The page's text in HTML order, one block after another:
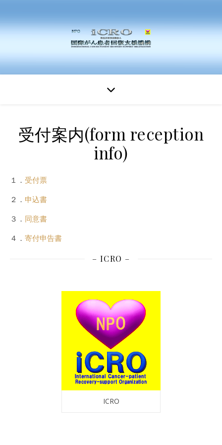
受付案内(form reception
info)
１． 受付票
２． 申込書
３． 同意書
４． 寄付申告書
– ICRO –
ICRO